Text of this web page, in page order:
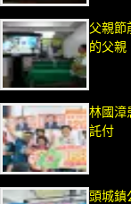
父親節
的父親
林國漳
託付
頭城鎮